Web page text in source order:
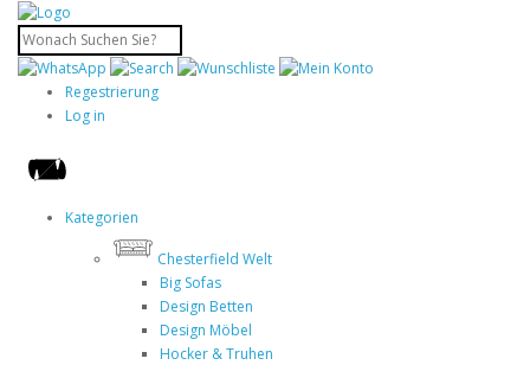
Regestrierung
Log in
Kategorien
Chesterfield Welt
Big Sofas
Design Betten
Design Möbel
Hocker & Truhen